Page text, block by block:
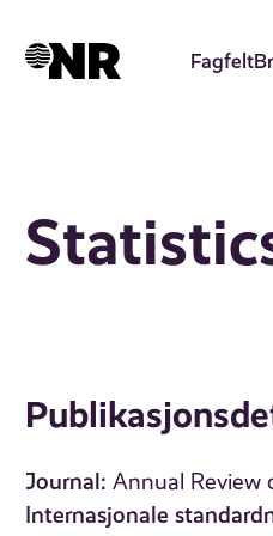
hovedinnhold
Fagfelt
Journal: Annual Review
Internasjonale